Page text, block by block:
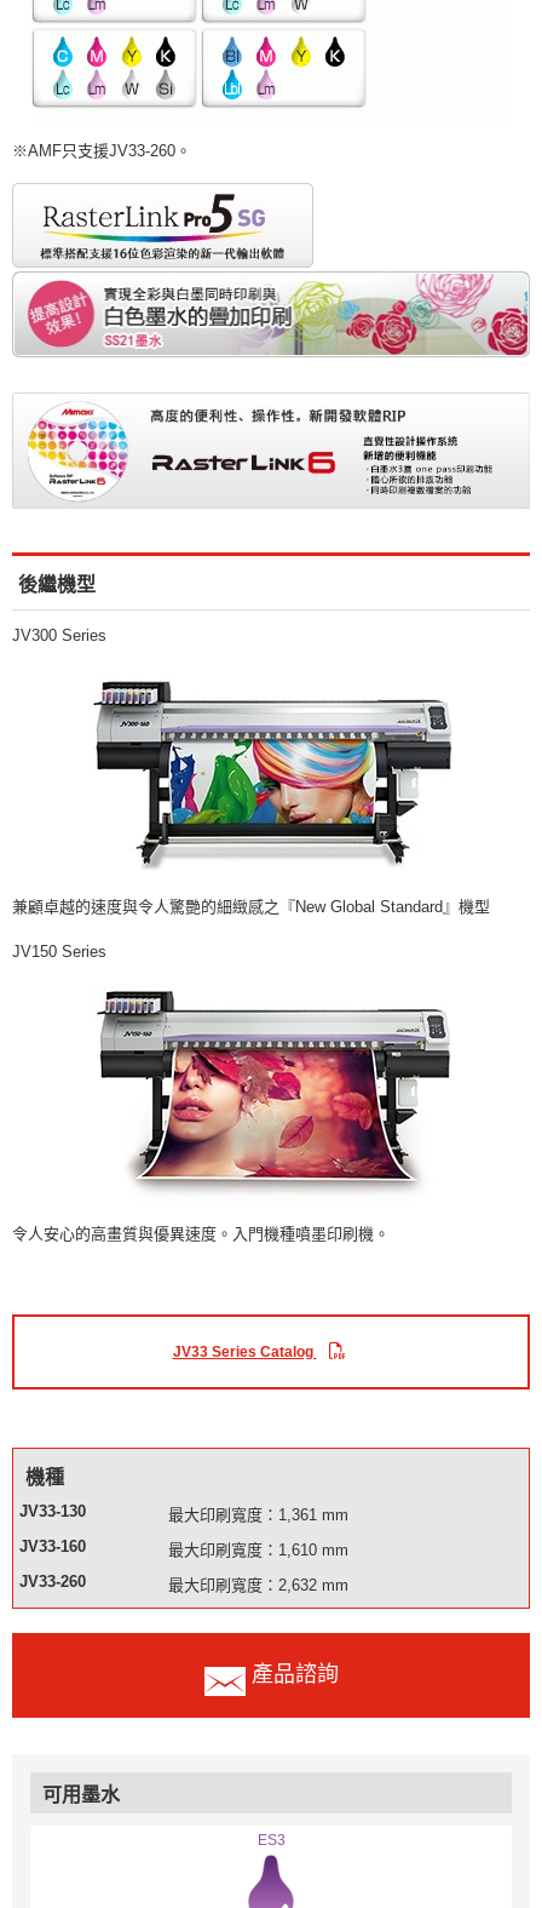
※AMF只支援JV33-260。
後繼機型
JV300 Series
兼顧卓越的速度與令人驚艷的細緻感之『New Global Standard』機型
JV150 Series
令人安心的高畫質與優異速度。入門機種噴墨印刷機。
JV33 Series Catalog
機種
JV33-130
最大印刷寬度：1,361 mm
JV33-160
最大印刷寬度：1,610 mm
JV33-260
最大印刷寬度：2,632 mm
產品諮詢
可用墨水
ES3